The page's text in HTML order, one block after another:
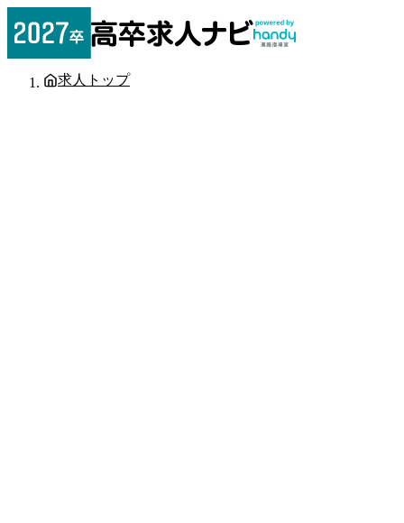
求人トップ